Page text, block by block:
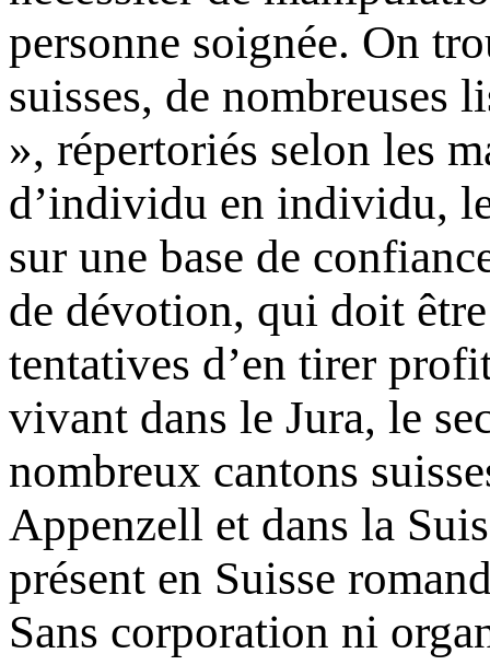
personne soignée. On
suisses, de nombreuses
», répertoriés selon les
d’individu en individu,
sur une base de
de dévotion, qui doit
tentatives d’en tirer
vivant dans le Jura, le
nombreux cantons
Appenzell et dans la
présent en Suisse
Sans corporation ni